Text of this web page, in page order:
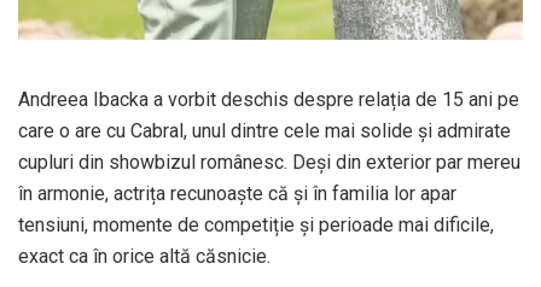
Andreea Ibacka a vorbit deschis despre relația de 15 ani pe
care o are cu Cabral, unul dintre cele mai solide și admirate
cupluri din showbizul românesc. Deși din exterior par mereu
în armonie, actrița recunoaște că și în familia lor apar
tensiuni, momente de competiție și perioade mai dificile,
exact ca în orice altă căsnicie.